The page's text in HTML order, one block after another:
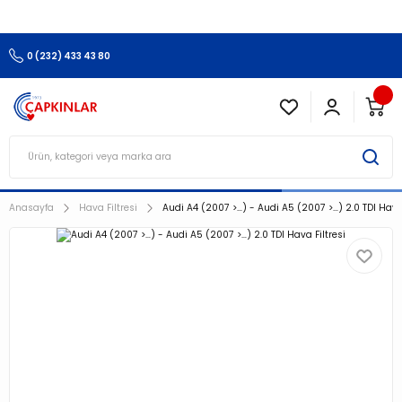
0 (232) 433 43 80
Anasayfa Hava Filtresi Audi A4 (2007 >…) - Audi A5 (2007 >…) 2.0 TDI